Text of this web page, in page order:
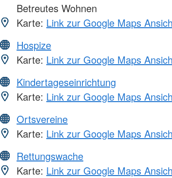
Betreutes Wohnen
Karte: Link zur Google Maps
Hospize
Karte: Link zur Google Maps
Kindertageseinrichtung
Karte: Link zur Google Maps
Ortsvereine
Karte: Link zur Google Maps
Rettungswache
Karte: Link zur Google Maps